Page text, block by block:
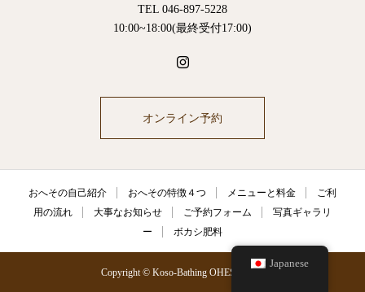
TEL 046-897-5228
10:00~18:00(最終受付17:00)
オンライン予約
おへその自己紹介 おへその特徴４つ メニューと料金
ご利
用の流れ
大事なお知らせ ご予約フォーム
写真ギャラリ
ー
ボカシ肥料
Copyright © Koso-Bathing OHESO 2021
Japanese